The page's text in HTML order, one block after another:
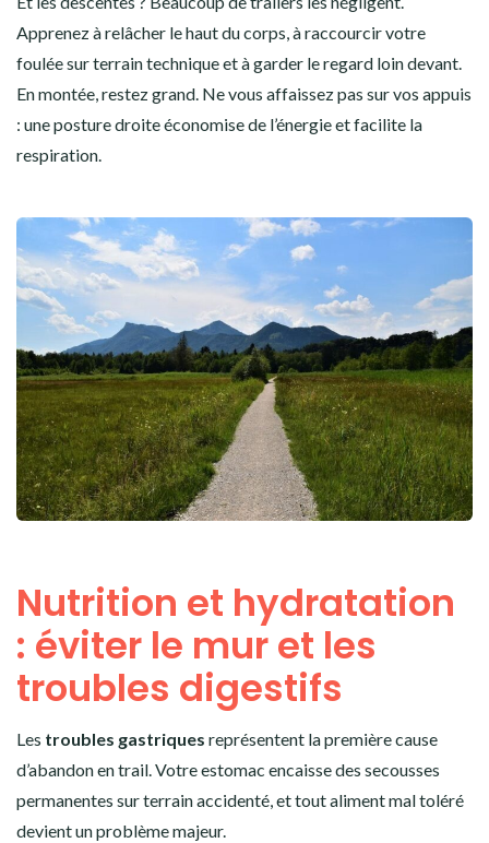
Apprenez à relâcher le haut du corps, à raccourcir votre
foulée sur terrain technique et à garder le regard loin devant.
En montée, restez grand. Ne vous affaissez pas sur vos appuis
: une posture droite économise de l’énergie et facilite la
respiration.
Nutrition et hydratation
: éviter le mur et les
troubles digestifs
Les troubles gastriques représentent la première cause
d’abandon en trail. Votre estomac encaisse des secousses
permanentes sur terrain accidenté, et tout aliment mal toléré
devient un problème majeur.